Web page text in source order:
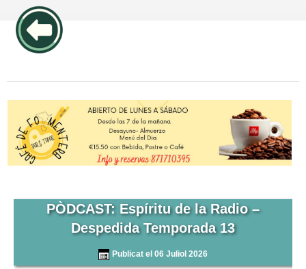
PÒDCAST: Espíritu de la Radio –
Despedida Temporada 13
Publicat el 06 Juliol 2026